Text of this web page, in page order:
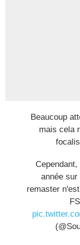
Beaucoup
mais cela
année
remaster